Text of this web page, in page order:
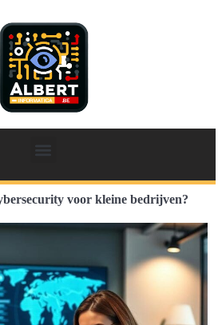
voor kleine bedrijven?